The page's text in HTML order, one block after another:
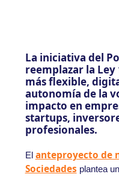
La iniciativa del
reemplazar la
más flexible,
autonomía de la
impacto en
startups,
profesionales.
El anteproyecto de
Sociedades plantea